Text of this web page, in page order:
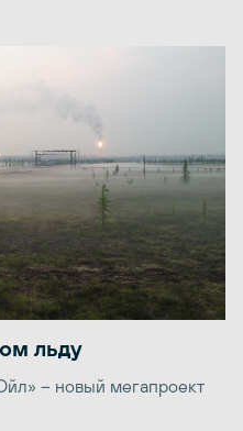
льду
– новый мегапроект